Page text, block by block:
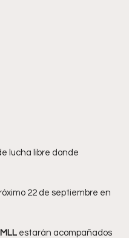
lucha libre donde
22 de septiembre en
estarán acompañados